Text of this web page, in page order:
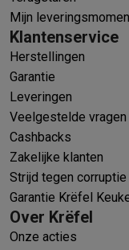
Mijn
Klantenservice
Herstellingen
Garantie
Leveringen
Veelgestelde vragen
Cashbacks
Zakelijke klanten
Strijd tegen corruptie
Garantie Krëfel
Over Krëfel
Onze acties